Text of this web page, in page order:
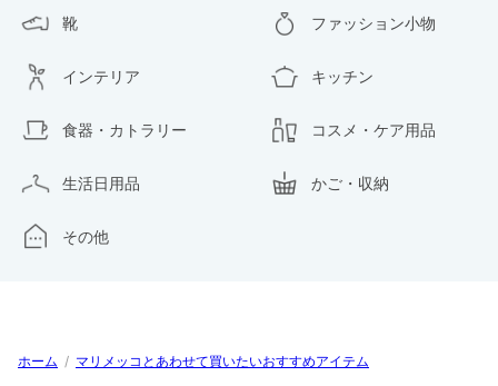
靴 ファッション小物
インテリア キッチン
食器・カトラリー コスメ・ケア用品
生活日用品 かご・収納
その他
ホーム / マリメッコとあわせて買いたいおすすめアイテム